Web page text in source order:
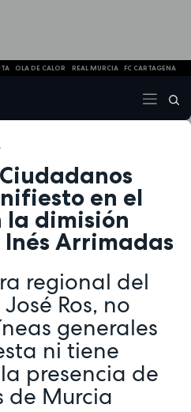
OLA DE CALOR REAL MURCIA FC CARTAGENA
en el
la dimisión
Arrimadas
regional del
Ros, no
generales
ni tiene
presencia de
de Murcia